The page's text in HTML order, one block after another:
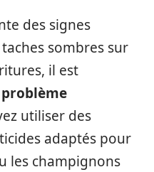
des signes
sombres sur
il est
utiliser des
adaptés pour
les champignons